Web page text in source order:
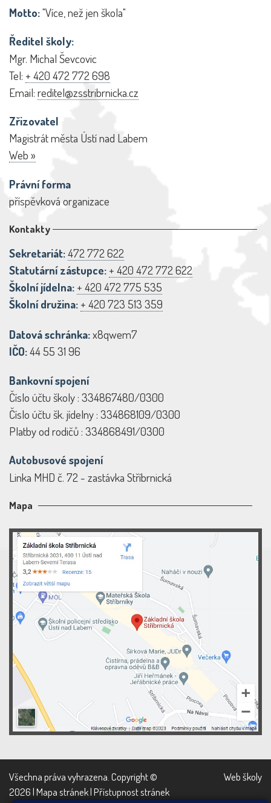
Motto:"Více, než jen škola"
Ředitel školy:
Mgr. Michal Ševcovic
Tel: + 420 472 772 698
Email: reditel@zsstribrnicka.cz
Zřizovatel
Magistrát města Ústí nad Labem
Web »
Právní forma
příspěvková organizace
Kontakty
Sekretariát:472 772 622
Statutární zástupce: + 420 472 772 622
Školní jídelna: + 420 472 775 535
Školní družina: + 420 723 513 359
Datová schránka:x8qwem7
IČO:44 55 31 96
Bankovní spojení
Číslo účtu školy : 334867480/0300
Číslo účtu šk. jídelny : 334868109/0300
Platby od rodičů : 334868491/0300
Autobusové spojení
Linka MHD č. 72 - zastávka Stříbrnická
Mapa
Všechna práva vyhrazena. Copyright ©
2026 |Mapa stránek|Přístupnost stránek
Web školy